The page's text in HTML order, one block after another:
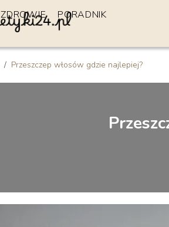
ZDROWIE PORADNIK
/ Przeszczep włosów gdzie najlepiej?